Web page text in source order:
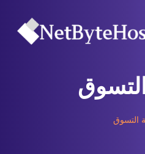
التسوق